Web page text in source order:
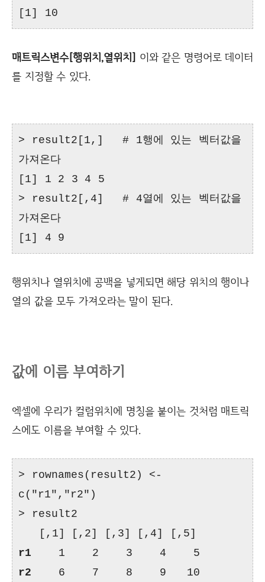
[1] 10
매트릭스변수[행위치,열위치] 이와 같은 명령어로 데이터
를 지정할 수 있다.
> result2[1,]
# 1행에 있는 벡터값을
가져온다
[1] 1 2 3 4 5
> result2[,4]
# 4열에 있는 벡터값을
가져온다
[1] 4 9
행위치나 열위치에 공백을 넣게되면 해당 위치의 행이나
열의 값을 모두 가져오라는 말이 된다.
값에 이름 부여하기
엑셀에 우리가 컬럼위치에 명칭을 붙이는 것처럼 매트릭
스에도 이름을 부여할 수 있다.
> rownames(result2) <-
c("r1","r2")
> result2
[,1] [,2] [,3] [,4] [,5]
r1 1 2 3 4 5
r2 6 7 8 9 10